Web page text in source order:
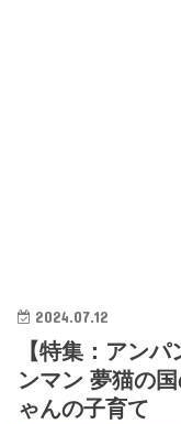
2024.07.12
【特集：アン
ンマン 夢猫の
ゃんの子育て